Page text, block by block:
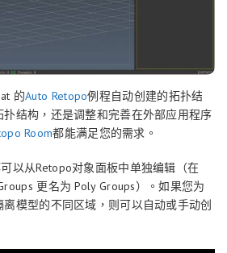
的Auto Retopo例程自动创建的拓扑结
结构，还是调整和完善在外部应用程序
Room都能满足您的需求。
以从Retopo对象面板中单独编辑（在
更名为 Poly Groups）。如果您为
模型的不同区域，则可以自动或手动创